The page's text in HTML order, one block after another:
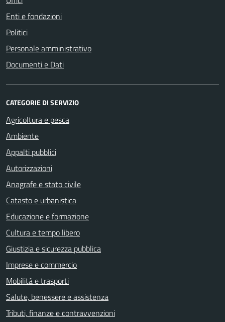
Enti e fondazioni
Politici
Personale amministrativo
Documenti e Dati
CATEGORIE DI SERVIZIO
Agricoltura e pesca
Ambiente
Appalti pubblici
Autorizzazioni
Anagrafe e stato civile
Catasto e urbanistica
Educazione e formazione
Cultura e tempo libero
Giustizia e sicurezza pubblica
Imprese e commercio
Mobilità e trasporti
Salute, benessere e assistenza
Tributi, finanze e contravvenzioni